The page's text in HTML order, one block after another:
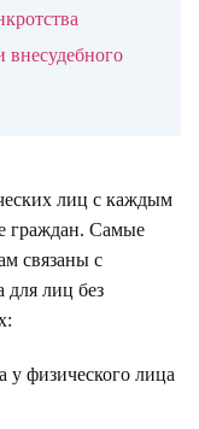
лиц с каждым
граждан. Самые
связаны с
для лиц без
у физического лица